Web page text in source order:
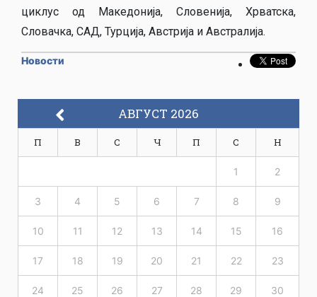
циклус од Македонија, Словенија, Хрватска,
Словачка, САД, Турција, Австрија и Австралија.
Новости
АВГУСТ 2026
П В С Ч П С Н
1 2
3 4 5 6 7 8 9
10 11 12 13 14 15 16
17 18 19 20 21 22 23
24 25 26 27 28 29 30